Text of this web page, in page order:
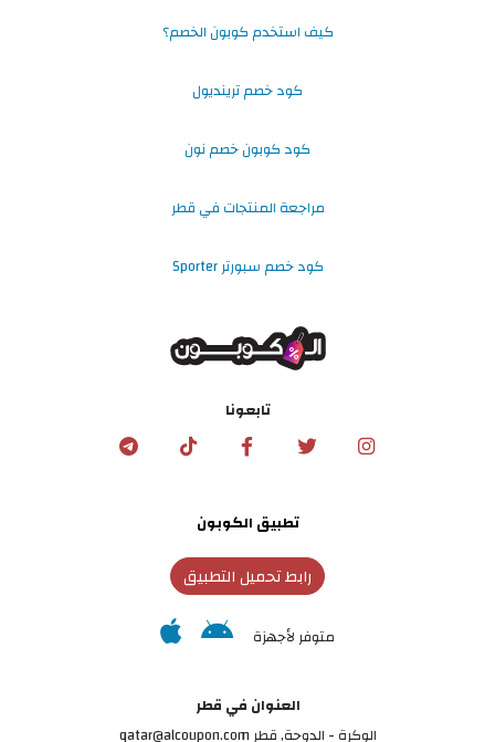
كيف استخدم كوبون الخصم؟
كود خصم ترينديول
كود كوبون خصم نون
مراجعة المنتجات في قطر
كود خصم سبورتر Sporter
تابعونا
تطبيق الكوبون
رابط تحميل التطبيق
متوفر لأجهزة
العنوان في قطر
الوكرة - الدوحة, قطر qatar@alcoupon.com